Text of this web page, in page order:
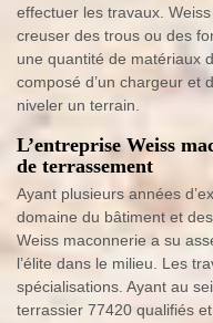
effectuer les travaux.
creuser des trous ou des
une quantité de matériaux
composé d’un chargeur et
niveler un terrain.
L’entreprise Weiss
de terrassement
Ayant plusieurs années
domaine du bâtiment et
Weiss maconnerie a su
l’élite dans le milieu. Les
spécialisations. Ayant au
terrassier 77420 qualifiés